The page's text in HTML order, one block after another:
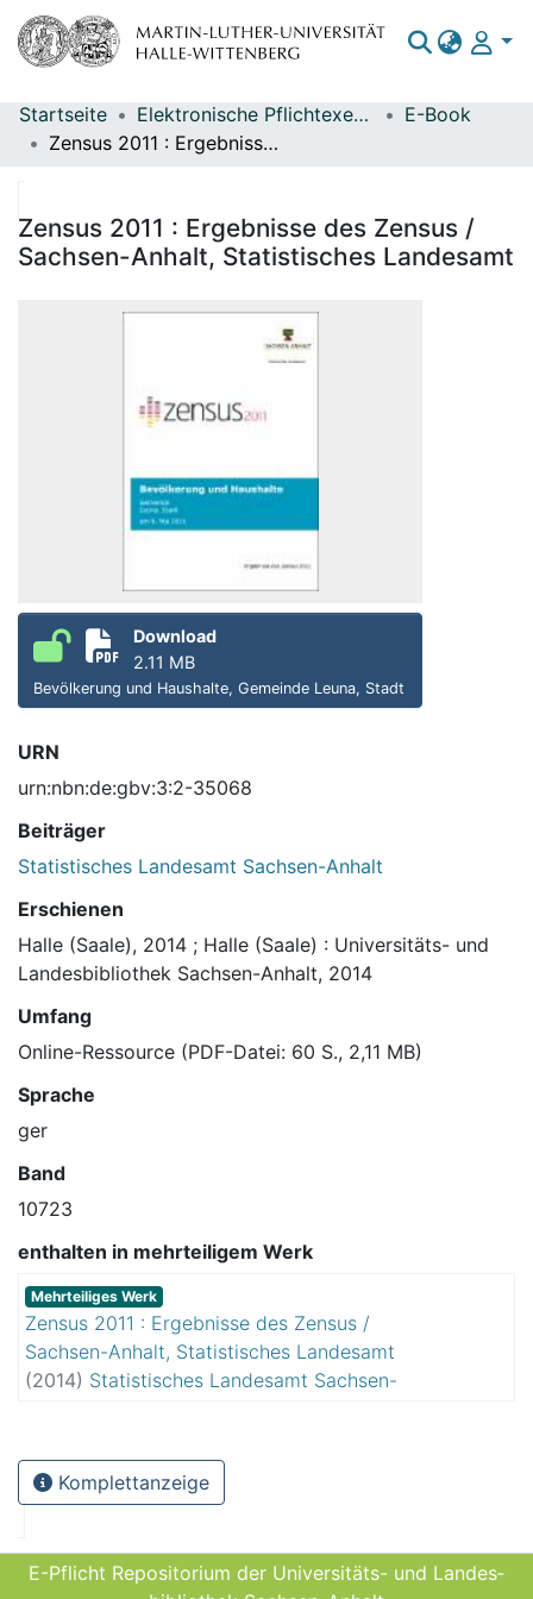
Bereiche & Sammlungen
Statistiken
Startseite Elektronische Pflichtexemplare
E-Book
Zensus 2011 : Ergebnisse des Zensus / Sachsen-Anhalt, Statistisches Landesamt
Zensus 2011 : Ergebnisse des Zensus /
Sachsen-Anhalt, Statistisches Landesamt
Download
2.11 MB
Bevölkerung und Haushalte, Gemeinde Leuna, Stadt
URN
urn:nbn:de:gbv:3:2-35068
Beiträger
Statistisches Landesamt Sachsen-Anhalt
Erschienen
Halle (Saale), 2014 ; Halle (Saale) : Universitäts- und
Landesbibliothek Sachsen-Anhalt, 2014
Umfang
Online-Ressource (PDF-Datei: 60 S., 2,11 MB)
Sprache
ger
Band
10723
enthalten in mehrteiligem Werk
Mehrteiliges Werk
Zensus 2011 : Ergebnisse des Zensus /
Sachsen-Anhalt, Statistisches Landesamt
(2014) Statistisches Landesamt Sachsen-
Komplettanzeige
E-Pflicht Repositorium der Universitäts- und Landes­